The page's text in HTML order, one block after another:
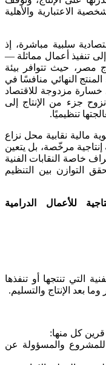
الاعتبارية والأهلية
سلبية مباشرة، إذ
تنفيذ أعمال مماثلة —
مصر، حيث تتوافر بيئة
النهائي منافسًا في
خسارة مزدوجة للاقتصاد
جزء من الإنتاج إلى
تنظيميًا.
مالية نقابية محل نزاع
مرخّصة، بل يتعين
خاصة النقابات الفنية
التوازن بين التنظيم
للأعمال الدرامية
التي تنتجها أو تنفذها
بعد الإنتاج والتسليم.
قرين كل منها:
والمسؤولة عن